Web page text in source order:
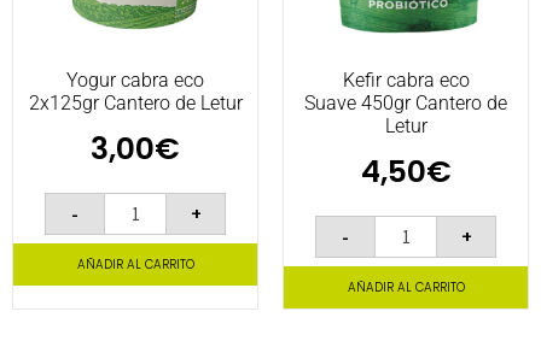
Yogur cabra eco
2x125gr Cantero de Letur
3,00€
- +
AÑADIR AL CARRITO
Kefir cabra eco
Suave 450gr Cantero de
Letur
4,50€
- +
AÑADIR AL CARRITO